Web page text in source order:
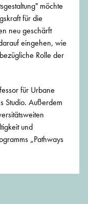
möchte
für die
neu geschärft
eingehen, wie
Rolle der
für Urbane
Studio. Außerdem
und
„Pathways